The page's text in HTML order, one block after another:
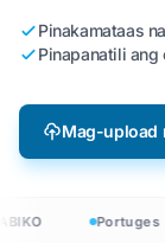
Pinakamataas
Pinapanatili ang
Mag-upload
Portuges